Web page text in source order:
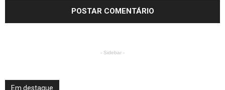
- Sidebar -
Em destaque